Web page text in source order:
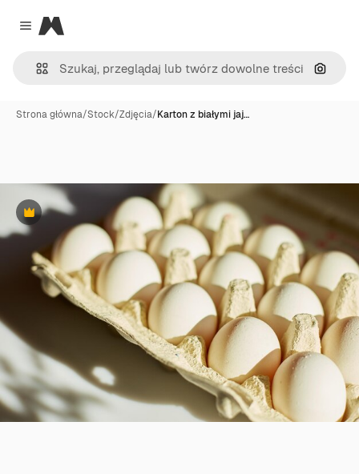
Close menu
Magnific
Szukaj
Strona główna/Stock/Zdjęcia/Karton z białymi jaj…
Premium